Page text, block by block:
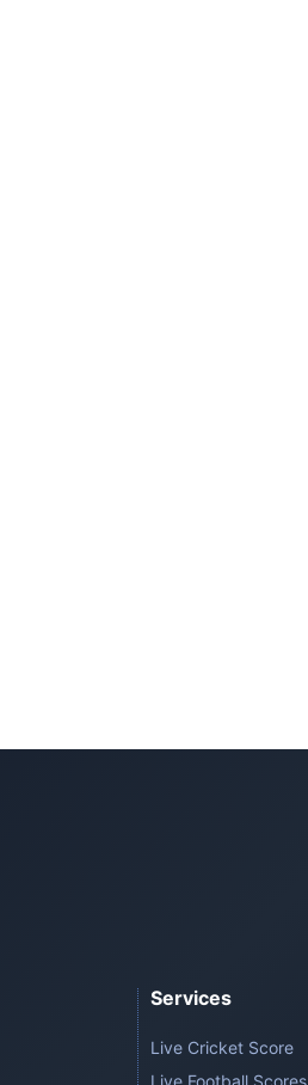
Services
Live Cricket Score
Live Football Scores